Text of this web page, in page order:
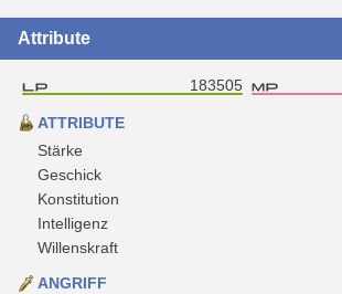
Attribute
183505
ATTRIBUTE
Stärke
Geschick
Konstitution
Intelligenz
Willenskraft
ANGRIFF